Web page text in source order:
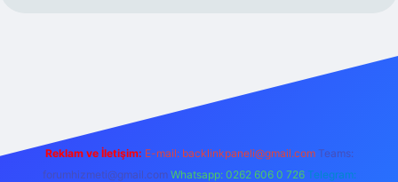
Reklam ve İletişim: E-mail: backlinkpaneli@gmail.com Teams:
forumhizmeti@gmail.com Whatsapp: 0262 606 0 726 Telegram: